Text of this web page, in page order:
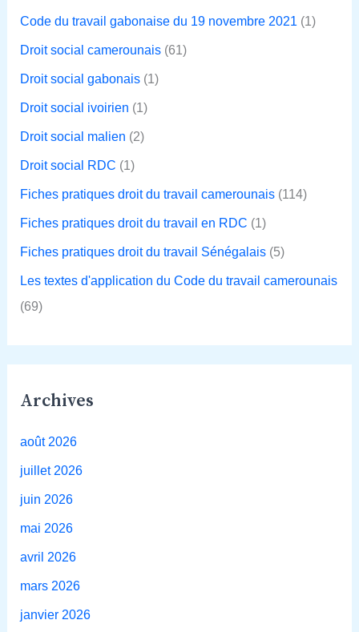
Code du travail gabonaise du 19 novembre 2021 (1)
Droit social camerounais(61)
Droit social gabonais(1)
Droit social ivoirien (1)
Droit social malien (2)
Droit social RDC (1)
Fiches pratiques droit du travail camerounais(114)
Fiches pratiques droit du travail en RDC (1)
Fiches pratiques droit du travail Sénégalais(5)
Les textes d'application du Code du travail camerounais
(69)
Archives
août 2026
juillet 2026
juin 2026
mai 2026
avril 2026
mars 2026
janvier 2026